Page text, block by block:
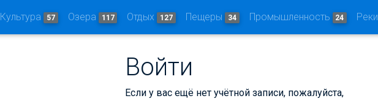
Культура 57 Озера 117 Отдых 127 Пещеры 34 Промышленность 24
Войти
Если у вас ещё нет учётной записи, пожалуйста,